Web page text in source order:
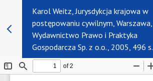
Karol Weitz, Jurysdykcja krajowa w
postępowaniu cywilnym, Warszawa,
Wydawnictwo Prawo i Praktyka
Gospodarcza Sp. z o.o., 2005, 496 s.